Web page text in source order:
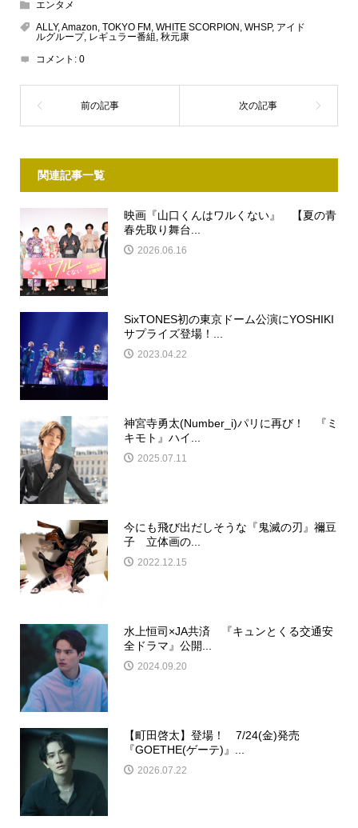
エンタメ
ALLY, Amazon TOKYO FM WHITE SCORPION WHSP, アイド
ルグループ, レギュラー番組 秋元康
コメント: 0
関連記事一覧
映画『山口くんはワルくない』 【夏の青
春先取り舞台...
2026.06.16
SixTONES初の東京ドーム公演にYOSHIKI
サプライズ登場！...
2023.04.22
神宮寺勇太(Number_i)パリに再び！ 『ミ
キモト』ハイ...
2025.07.11
今にも飛び出だしそうな『鬼滅の刃』禰豆
子 立体画の...
2022.12.15
水上恒司×JA共済 『キュンとくる交通安
全ドラマ』公開...
2024.09.20
【町田啓太】登場！ 7/24(金)発売
『GOETHE(ゲーテ)』...
2026.07.22